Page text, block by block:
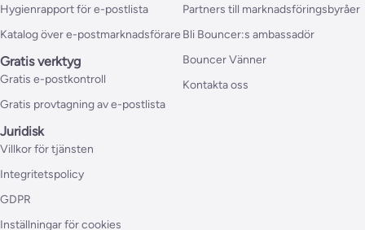
Hygienrapport för e-postlista
Katalog över e-postmarknadsförare
Gratis verktyg
Gratis e-postkontroll
Gratis provtagning av e-postlista
Partners till marknadsföringsbyråer
Bli Bouncer:s ambassadör
Bouncer Vänner
Kontakta oss
Juridisk
Villkor för tjänsten
Integritetspolicy
GDPR
Inställningar för cookies